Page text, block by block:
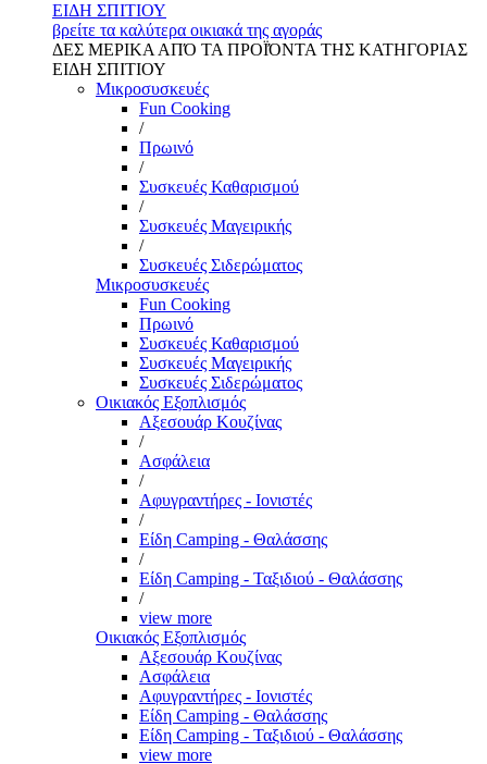
ΕΙΔΗ ΣΠΙΤΙΟΥ
βρείτε τα καλύτερα οικιακά της αγοράς
ΔΕΣ ΜΕΡΙΚΑ ΑΠΌ ΤΑ ΠΡΟΪΌΝΤΑ ΤΗΣ ΚΑΤΗΓΟΡΙΑΣ
ΕΙΔΗ ΣΠΙΤΙΟΥ
Μικροσυσκευές
Fun Cooking
/
Πρωινό
/
Συσκευές Καθαρισμού
/
Συσκευές Μαγειρικής
/
Συσκευές Σιδερώματος
Μικροσυσκευές
Fun Cooking
Πρωινό
Συσκευές Καθαρισμού
Συσκευές Μαγειρικής
Συσκευές Σιδερώματος
Οικιακός Εξοπλισμός
Αξεσουάρ Κουζίνας
/
Ασφάλεια
/
Αφυγραντήρες - Ιονιστές
/
Είδη Camping - Θαλάσσης
/
Είδη Camping - Ταξιδιού - Θαλάσσης
/
view more
Οικιακός Εξοπλισμός
Αξεσουάρ Κουζίνας
Ασφάλεια
Αφυγραντήρες - Ιονιστές
Είδη Camping - Θαλάσσης
Είδη Camping - Ταξιδιού - Θαλάσσης
view more